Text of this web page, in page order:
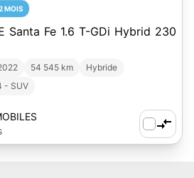
MOIS
Santa Fe 1.6 T-GDi Hybrid 230
54 545 km
Hybride
- SUV